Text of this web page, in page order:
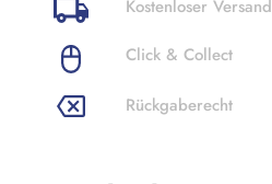
Kostenloser Versand
Click & Collect
Rückgaberecht